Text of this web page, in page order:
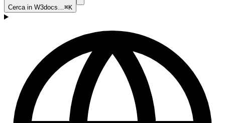
Cerca in W3docs…⌘K